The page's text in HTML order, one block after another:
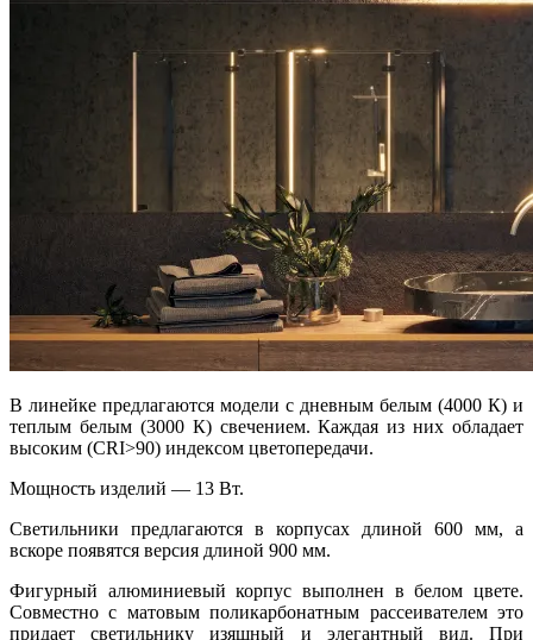
В линейке предлагаются модели с дневным белым (4000 К) и
теплым белым (3000 К) свечением. Каждая из них обладает
высоким (CRI>90) индексом цветопередачи.
Мощность изделий — 13 Вт.
Светильники предлагаются в корпусах длиной 600 мм, а
вскоре появятся версия длиной 900 мм.
Фигурный алюминиевый корпус выполнен в белом цвете.
Совместно с матовым поликарбонатным рассеивателем это
придает светильнику изящный и элегантный вид. При